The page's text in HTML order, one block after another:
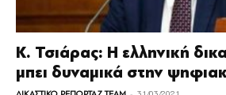
Κ. Τσιάρας: Η ελληνική
μπει δυναμικά στην